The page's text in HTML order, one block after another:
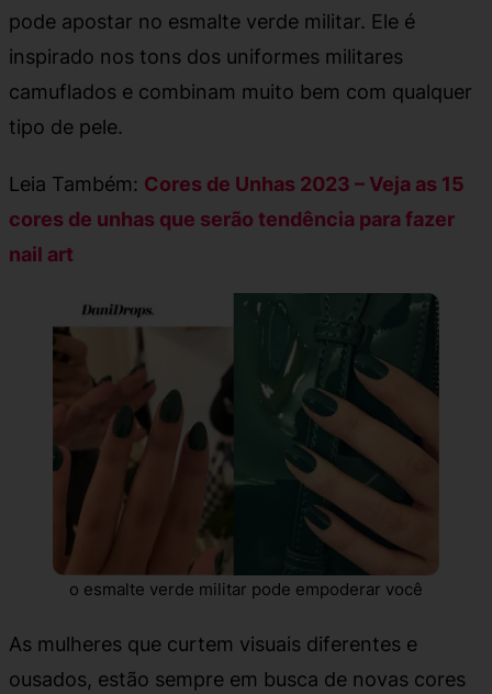
pode apostar no esmalte verde militar. Ele é
inspirado nos tons dos uniformes militares
camuflados e combinam muito bem com qualquer
tipo de pele.
Leia Também: Cores de Unhas 2023 – Veja as 15
cores de unhas que serão tendência para fazer
nail art
o esmalte verde militar pode empoderar você
As mulheres que curtem visuais diferentes e
ousados, estão sempre em busca de novas cores